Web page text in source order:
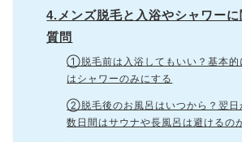
4.メンズ脱毛と入浴やシャワー
質問
①脱毛前は入浴してもいい？基本的
はシャワーのみにする
②脱毛後のお風呂はいつから？翌日
数日間はサウナや長風呂は避けるの